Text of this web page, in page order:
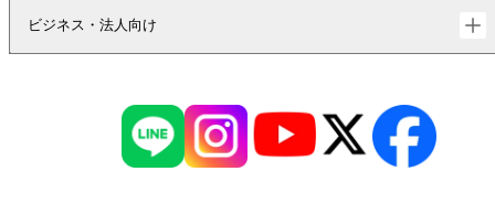
ビジネス・法人向け